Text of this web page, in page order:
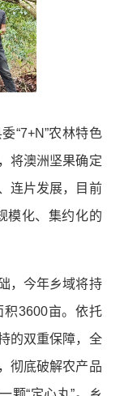
“7+N”农林特色
将澳洲坚果确定
连片发展，目前
模化、集约化的
，今年乡域将持
3600亩。依托
的双重保障，全
彻底破解农产品